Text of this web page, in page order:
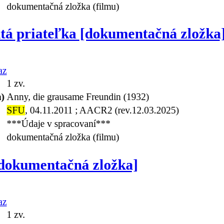
dokumentačná zložka (filmu)
priateľka [dokumentačná zložka]
1 zv.
Anny, die grausame Freundin (1932)
SFU, 04.11.2011 ; AACR2 (rev.12.03.2025)
***Údaje v spracovaní***
dokumentačná zložka (filmu)
zložka]
1 zv.